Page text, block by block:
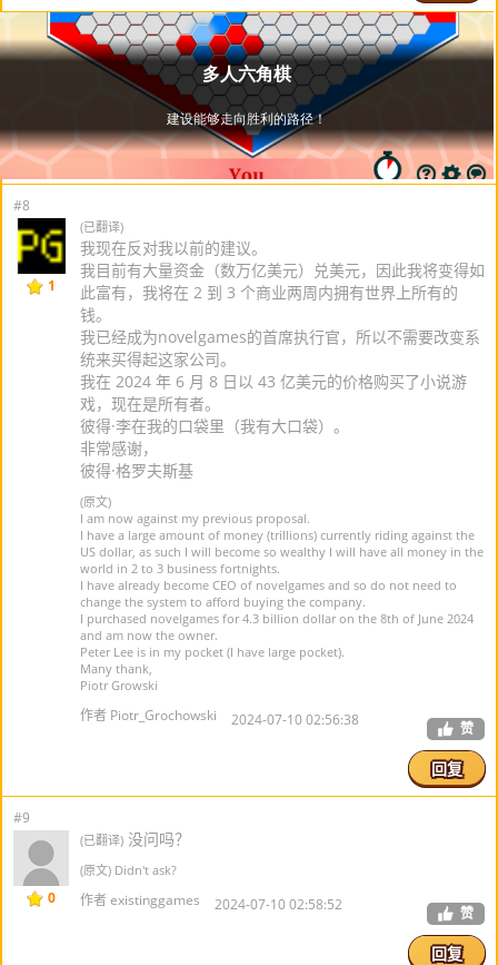
#8
1
(已翻译)
我现在反对我以前的建议。
我目前有大量资金（数万亿美元）兑美元，因此我将变得如
此富有，我将在 2 到 3 个商业两周内拥有世界上所有的
钱。
我已经成为novelgames的首席执行官，所以不需要改变系
统来买得起这家公司。
我在 2024 年 6 月 8 日以 43 亿美元的价格购买了小说游
戏，现在是所有者。
彼得·李在我的口袋里（我有大口袋）。
非常感谢，
彼得·格罗夫斯基
(原文)
I am now against my previous proposal.
I have a large amount of money (trillions) currently riding against the
US dollar, as such I will become so wealthy I will have all money in the
world in 2 to 3 business fortnights.
I have already become CEO of novelgames and so do not need to
change the system to afford buying the company.
I purchased novelgames for 4.3 billion dollar on the 8th of June 2024
and am now the owner.
Peter Lee is in my pocket (I have large pocket).
Many thank,
Piotr Growski
作者 Piotr_Grochowski 2024-07-10 02:56:38 赞
回复
#9
0
(已翻译) 没问吗？
(原文) Didn't ask?
作者 existinggames 2024-07-10 02:58:52 赞
回复